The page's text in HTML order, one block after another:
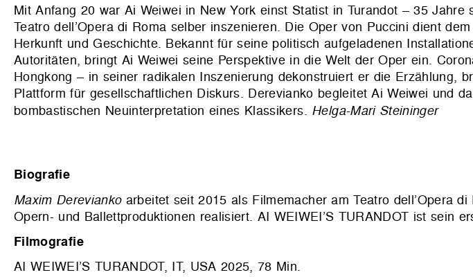
Mit Anfang 20 war Ai Weiwei in New York einst Statist in Turandot – 35
Teatro dell’Opera di Roma selber inszenieren. Die Oper von Puccini dient
Herkunft und Geschichte. Bekannt für seine politisch aufgeladenen
Autoritäten, bringt Ai Weiwei seine Perspektive in die Welt der Oper ein.
Hongkong – in seiner radikalen Inszenierung dekonstruiert er die Erzählung,
Plattform für gesellschaftlichen Diskurs. Derevianko begleitet Ai Weiwei und
bombastischen Neuinterpretation eines Klassikers. Helga-Mari Steininger
Biografie
Maxim Dereviankoarbeitet seit 2015 als Filmemacher am Teatro dell’Opera
Opern- und Ballettproduktionen realisiert. AI WEIWEI’S TURANDOT ist sein
Filmografie
AI WEIWEI’S TURANDOT, IT, USA 2025, 78 Min.